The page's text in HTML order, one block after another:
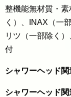
整機能無材質・
く）、INAX（一
リツ（一部除く
付
シャワーヘッド
シャワーヘッド